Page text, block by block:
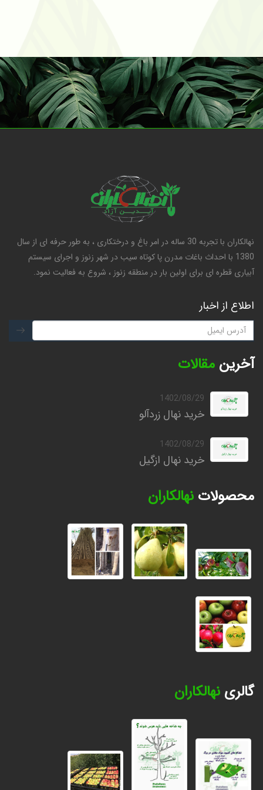
نهالکاران با تجربه 30 ساله در امر باغ و درختکاری ، به طور حرفه ای از سال
1380 با احداث باغات مدرن پا کوتاه سیب در شهر زنوز و اجرای سیستم
آبیاری قطره ای برای اولین بار در منطقه زنوز ، شروع به فعالیت نمود.
اطلاع از اخبار
آخرین مقالات
1402/08/29
خرید نهال زردآلو
1402/08/29
خرید نهال ازگیل
محصولات نهالکاران
گالری نهالکاران